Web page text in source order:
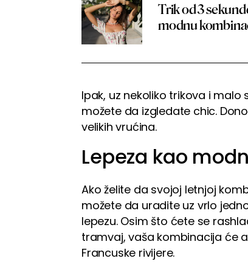
Trik od 3
modnu
Ipak, uz nekoliko trikova i
možete da izgledate chic.
velikih vrućina.
Lepeza kao
Ako želite da svojoj letnjoj
možete da uradite uz vrlo
lepezu. Osim što ćete se
tramvaj, vaša kombinacija će
Francuske rivijere.